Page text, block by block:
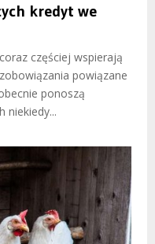
kredyt we
częściej wspierają
powiązane
ponoszą
niekiedy...